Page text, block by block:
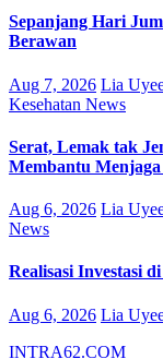
Sepanjang Hari
Berawan
Aug 7, 2026 Lia
Kesehatan News
Serat, Lemak tak
Membantu
Aug 6, 2026 Lia
News
Realisasi Investasi
Aug 6, 2026 Lia
INTRA62.COM